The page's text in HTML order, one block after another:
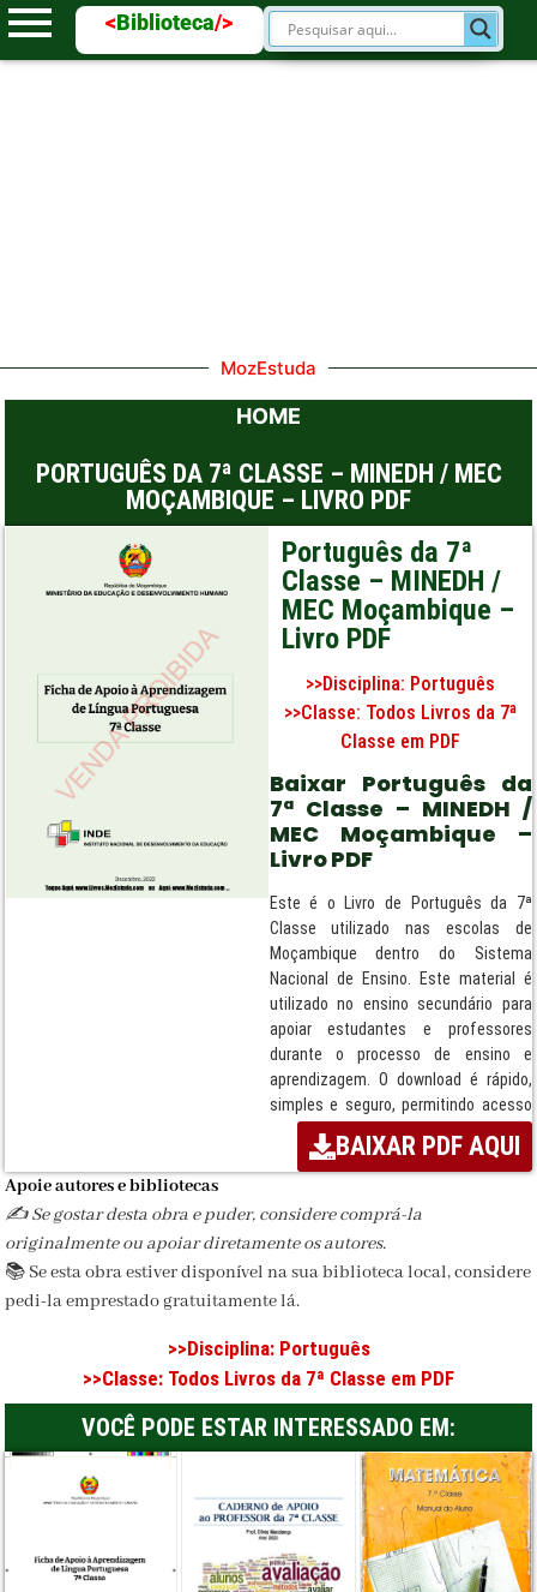
<Biblioteca/>
MozEstuda
HOME
PORTUGUÊS DA 7ª CLASSE – MINEDH / MEC
MOÇAMBIQUE – LIVRO PDF
Português da 7ª
Classe – MINEDH /
MEC Moçambique –
Livro PDF
>>Disciplina: Português
>>Classe: Todos Livros da 7ª
Classe em PDF
Baixar Português da
7ª Classe – MINEDH /
MEC Moçambique –
Livro PDF
Este é o Livro de Português da 7ª
Classe utilizado nas escolas de
Moçambique dentro do Sistema
Nacional de Ensino. Este material é
utilizado no ensino secundário para
apoiar estudantes e professores
durante o processo de ensino e
aprendizagem. O download é rápido,
simples e seguro, permitindo acesso
imediato ao PDF. Instituição
responsável: MINEDH / MEC.
Português, ensino secundário,
Moçambique, MEC, Sistema Nacional
de Ensino, MINEDH / MEC, Download
seguro, PDF escolar.
Disciplina:Português
Classe / Ciclo:7ª Classe
Editora:MINEDH / MEC
PDF
BAIXAR PDF AQUI
Apoie autores e bibliotecas
✍️ Se gostar desta obra e puder, considere comprá-la
originalmente ou apoiar diretamente os autores.
📚 Se esta obra estiver disponível na sua biblioteca local, considere
pedi-la emprestado gratuitamente lá.
>>Disciplina: Português
>>Classe: Todos Livros da 7ª Classe em PDF
VOCÊ PODE ESTAR INTERESSADO EM: